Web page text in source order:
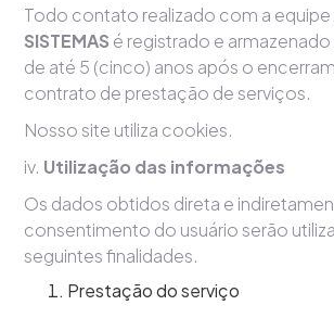
Todo contato realizado com a equipe
SISTEMAS é registrado e
de até 5 (cinco) anos após o
contrato de prestação de serviços.
Nosso site utiliza cookies.
iv. Utilização das informações
Os dados obtidos direta e
consentimento do usuário serão
seguintes finalidades.
Prestação do serviço